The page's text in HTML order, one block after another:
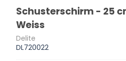
Schusterschirm - 25
Weiss
Delite
DL720022